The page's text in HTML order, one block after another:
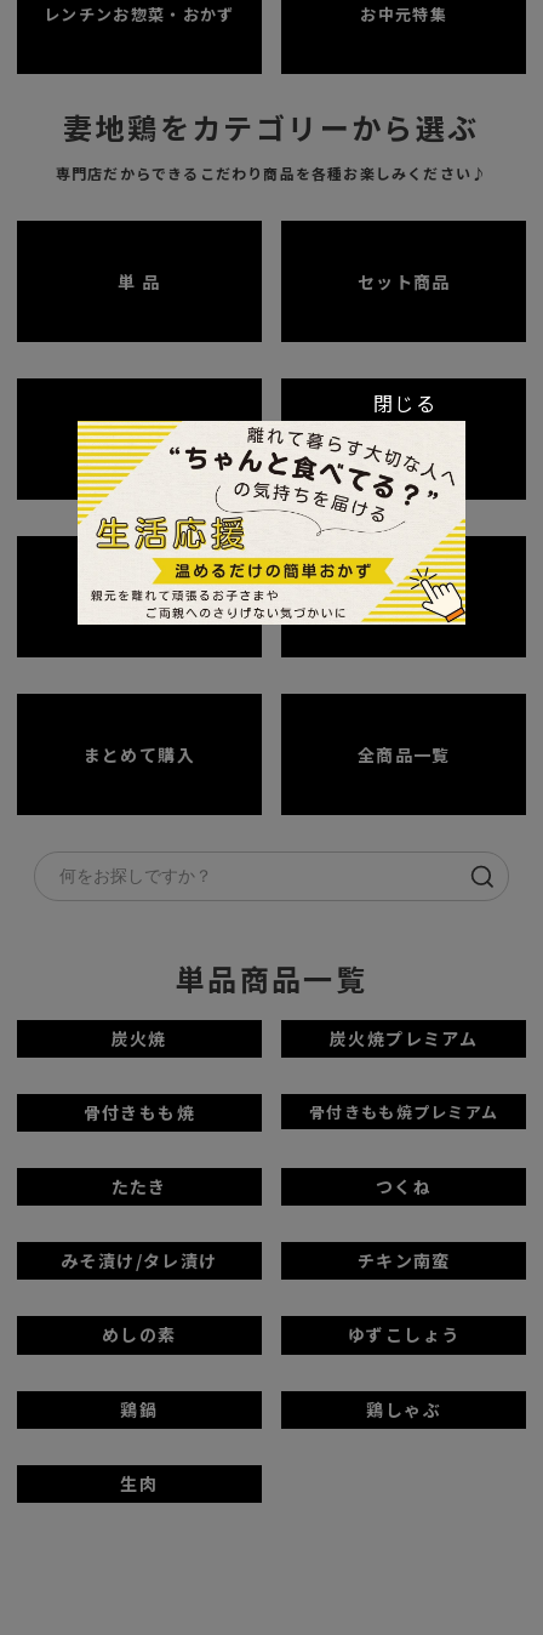
レンチンお惣菜・おかず お中元特集
妻地鶏をカテゴリーから選ぶ
専門店だからできるこだわり商品を各種お楽しみください♪
単 品 セット商品
ギフトシーン 季節限定特集
送料無料商品 価格から探す
まとめて購入 全商品一覧
単品商品一覧
炭火焼 炭火焼プレミアム
骨付きもも焼 骨付きもも焼プレミアム
たたき つくね
みそ漬け/タレ漬け チキン南蛮
めしの素 ゆずこしょう
鶏鍋 鶏しゃぶ
生肉
閉じる